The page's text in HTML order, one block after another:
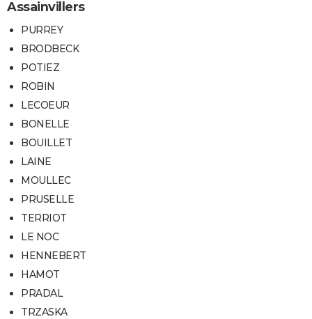
Assainvillers
PURREY
BRODBECK
POTIEZ
ROBIN
LECOEUR
BONELLE
BOUILLET
LAINE
MOULLEC
PRUSELLE
TERRIOT
LE NOC
HENNEBERT
HAMOT
PRADAL
TRZASKA